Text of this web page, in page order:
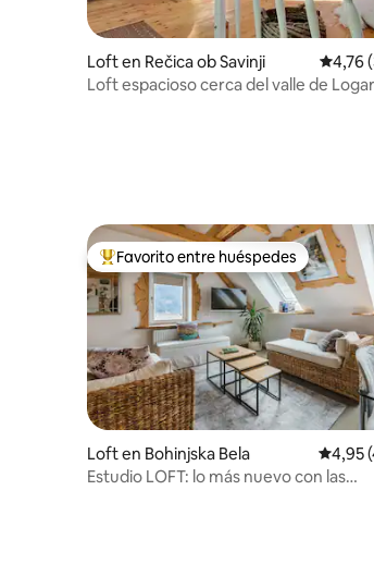
Loft en Rečica ob Savinji
4,76
Loft espacioso cerca del valle de Logar
Favorito entre los huéspedes más
Favorito entre huéspedes
Loft en Bohinjska Bela
4,95
Estudio LOFT: lo más nuevo con las